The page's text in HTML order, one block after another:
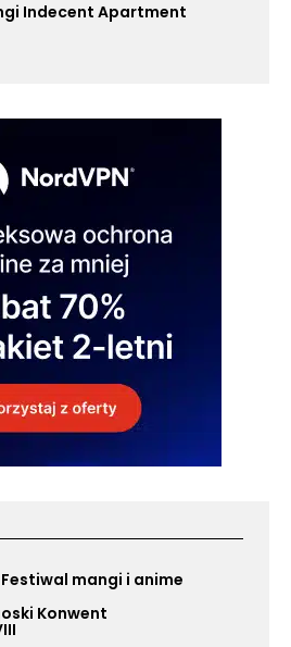
Indecent Apartment
mangi i anime
Konwent